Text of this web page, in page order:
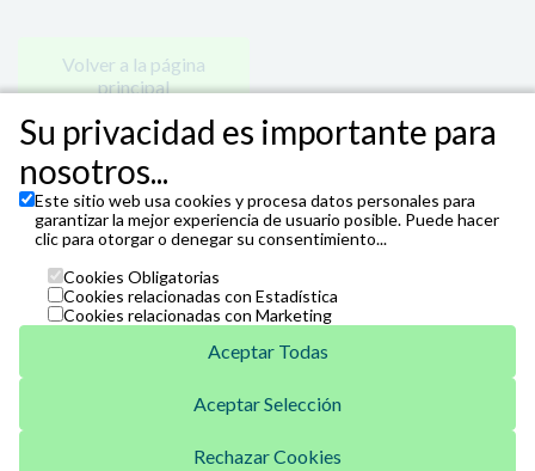
Volver a la página
principal
Venta Telefónica
Su privacidad es importante para
nosotros...
Este sitio web usa cookies y procesa datos personales para
garantizar la mejor experiencia de usuario posible. Puede hacer
clic para otorgar o denegar su consentimiento...
Cookies Obligatorias
Cookies relacionadas con Estadística
Cookies relacionadas con Marketing
Aceptar Todas
Aceptar Selección
Rechazar Cookies